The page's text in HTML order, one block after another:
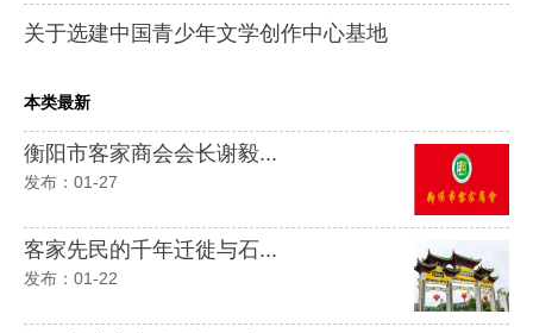
关于选建中国青少年文学创作中心基地
本类最新
衡阳市客家商会会长谢毅...
发布：01-27
客家先民的千年迁徙与石...
发布：01-22